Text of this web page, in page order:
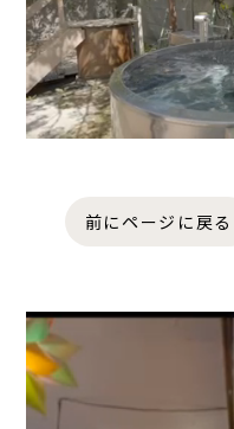
前にページに戻る